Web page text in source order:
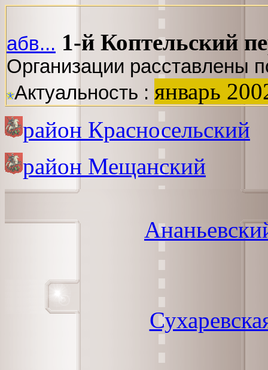
абв... 1-й Коптельский
Организации расставлены
Актуальность : январь
район Красносельский
район Мещанский